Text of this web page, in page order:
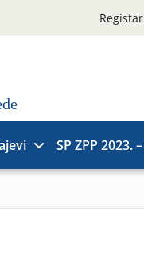
SP ZPP 2023.